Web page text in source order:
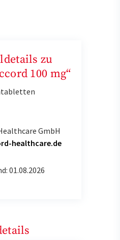
zu
100 mg“
GmbH
healthcare.de
01.08.2026